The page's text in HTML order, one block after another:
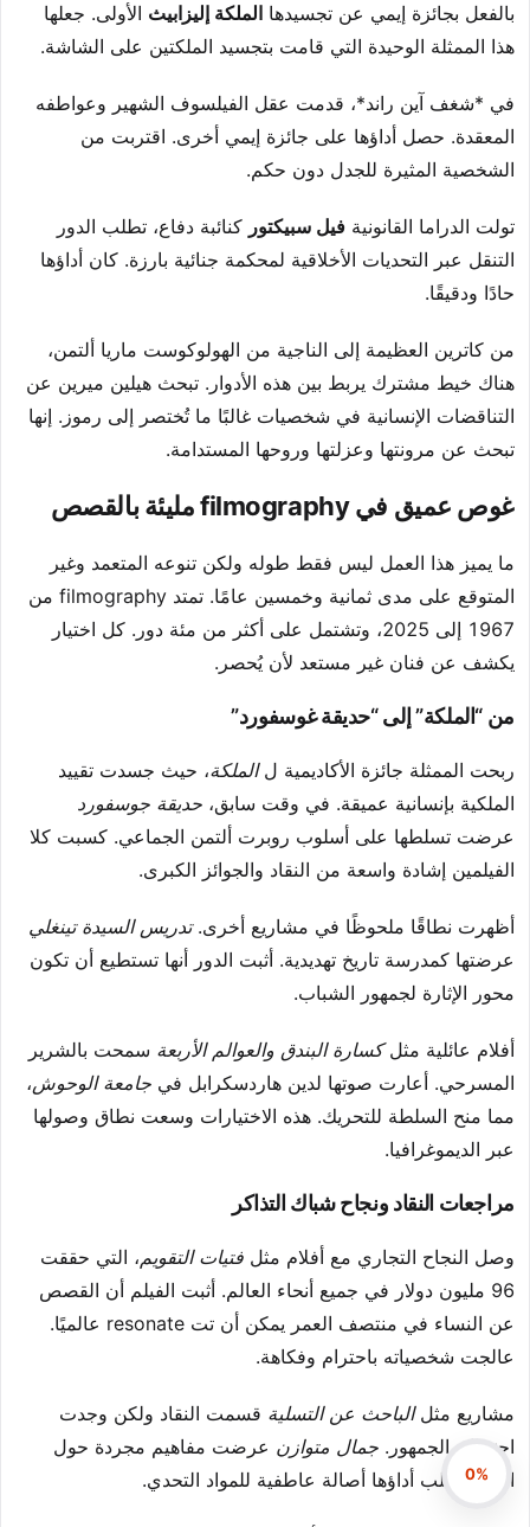
بالفعل بجائزة إيمي عن تجسيدها الملكة إليزابيث الأولى. جعلها
هذا الممثلة الوحيدة التي قامت بتجسيد الملكتين على الشاشة.
في *شغف آين راند*، قدمت عقل الفيلسوف الشهير وعواطفه
المعقدة. حصل أداؤها على جائزة إيمي أخرى. اقتربت من
الشخصية المثيرة للجدل دون حكم.
تولت الدراما القانونية فيل سبيكتور كنائبة دفاع، تطلب الدور
التنقل عبر التحديات الأخلاقية لمحكمة جنائية بارزة. كان أداؤها
حادًا ودقيقًا.
من كاترين العظيمة إلى الناجية من الهولوكوست ماريا ألتمن،
هناك خيط مشترك يربط بين هذه الأدوار. تبحث هيلين ميرين عن
التناقضات الإنسانية في شخصيات غالبًا ما تُختصر إلى رموز. إنها
تبحث عن مرونتها وعزلتها وروحها المستدامة.
غوص عميق في filmography مليئة بالقصص
ما يميز هذا العمل ليس فقط طوله ولكن تنوعه المتعمد وغير
المتوقع على مدى ثمانية وخمسين عامًا. تمتد filmography من
1967 إلى 2025، وتشتمل على أكثر من مئة دور. كل اختيار
يكشف عن فنان غير مستعد لأن يُحصر.
من “الملكة” إلى “حديقة غوسفورد”
ربحت الممثلة جائزة الأكاديمية لالملكة، حيث جسدت تقييد
الملكية بإنسانية عميقة. في وقت سابق، حديقة جوسفورد
عرضت تسلطها على أسلوب روبرت ألتمن الجماعي. كسبت كلا
الفيلمين إشادة واسعة من النقاد والجوائز الكبرى.
أظهرت نطاقًا ملحوظًا في مشاريع أخرى.تدريس السيدة تينغلي
عرضتها كمدرسة تاريخ تهديدية. أثبت الدور أنها تستطيع أن تكون
محور الإثارة لجمهور الشباب.
أفلام عائلية مثلكسارة البندق والعوالم الأربعة سمحت بالشرير
المسرحي. أعارت صوتها لدين هاردسكرابل في جامعة الوحوش،
مما منح السلطة للتحريك. هذه الاختيارات وسعت نطاق وصولها
عبر الديموغرافيا.
مراجعات النقاد ونجاح شباك التذاكر
وصل النجاح التجاري مع أفلام مثل فتيات التقويم، التي حققت
96 مليون دولار في جميع أنحاء العالم. أثبت الفيلم أن القصص
عن النساء في منتصف العمر يمكن أن تت resonate عالميًا.
عالجت شخصياته باحترام وفكاهة.
مشاريع مثلالباحث عن التسلية قسمت النقاد ولكن وجدت
احتضان الجمهور. جمال متوازن عرضت مفاهيم مجردة حول
الحزن. جلب أداؤها أصالة عاطفية للمواد التحدي.
0%